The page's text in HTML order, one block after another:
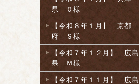
県 Ｏ様
【令和８年１月】 京都
府 Ｓ様
【令和７年１２月】 広島
県 Ｍ様
【令和７年１１月】 広島